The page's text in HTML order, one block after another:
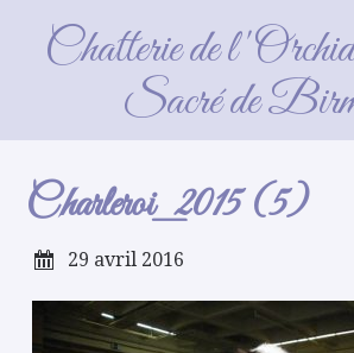
Chatterie de
Sacré de
Charleroi_2015
Charleroi_2015 (5)
29 avril 2016